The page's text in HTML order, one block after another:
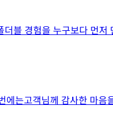
블 경험을 누구보다 먼저
는고객님께 감사한 마음